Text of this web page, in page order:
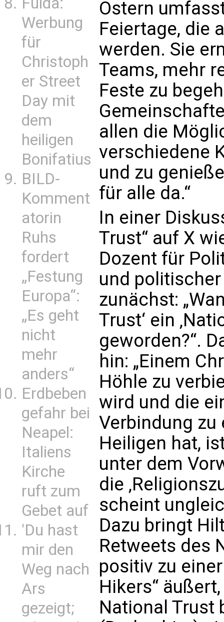
Werbung
für
Christoph
er Street
Day mit
dem
heiligen
Bonifatius
BILD-
Komment
atorin
Ruhs
fordert
„Festung
Europa“:
„Es geht
nicht
mehr
anders“
Erdbeben
gefahr bei
Neapel:
Italiens
Kirche
ruft zum
Gebet auf
'Du hast
mir den
Weg nach
Ars
gezeigt;
Ostern
Feiertage, die
werden. Sie
Teams, mehr
Feste zu
allen die
verschiedene
und zu
für alle da.“
In einer
Trust“ auf X
Dozent für
und
zunächst:
Trust‘ ein
geworden?“.
hin: „Einem
Höhle zu
wird und die
Verbindung
Heiligen hat,
unter dem
die
scheint
Dazu bringt
Retweets des
positiv zu
Hikers“
National Trust